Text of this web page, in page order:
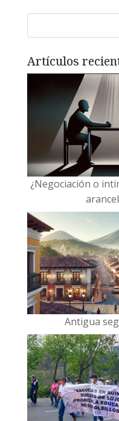
Artículos
¿Negociación o
Antigua